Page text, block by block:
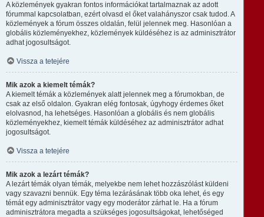
A közlemények gyakran fontos információkat tartalmaznak az adott
fórummal kapcsolatban, ezért olvasd el őket valahányszor csak tudod. A
közlemények a fórum összes oldalán, felül jelennek meg. Hasonlóan a
globális közleményekhez, közlemények küldéséhez is az adminisztrátor
adhat jogosultságot.
Vissza a tetejére
Mik azok a kiemelt témák?
A kiemelt témák a közlemények alatt jelennek meg a fórumokban, de
csak az első oldalon. Gyakran elég fontosak, úgyhogy érdemes őket
elolvasnod, ha lehetséges. Hasonlóan a globális és nem globális
közleményekhez, kiemelt témák küldéséhez az adminisztrátor adhat
jogosultságot.
Vissza a tetejére
Mik azok a lezárt témák?
A lezárt témák olyan témák, melyekbe nem lehet hozzászólást küldeni
vagy szavazni bennük. Egy téma lezárásának több oka lehet, és egy
témát egy adminisztrátor vagy egy moderátor zárhat le. Ha a fórum
adminisztrátora megadta a szükséges jogosultságokat, lehetőséged